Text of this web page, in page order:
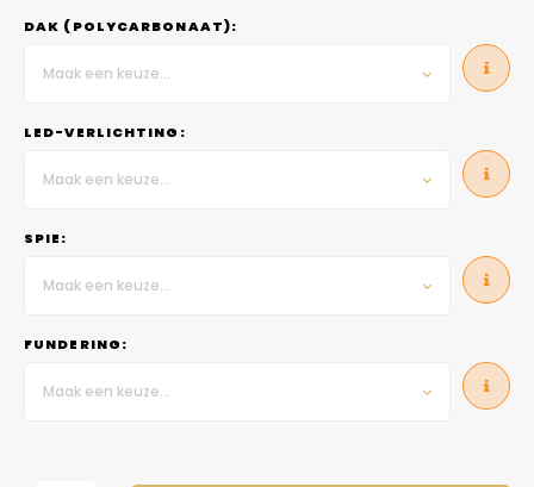
DAK (POLYCARBONAAT):
Maak een keuze...
LED-VERLICHTING:
Maak een keuze...
SPIE:
Maak een keuze...
FUNDERING:
Maak een keuze...